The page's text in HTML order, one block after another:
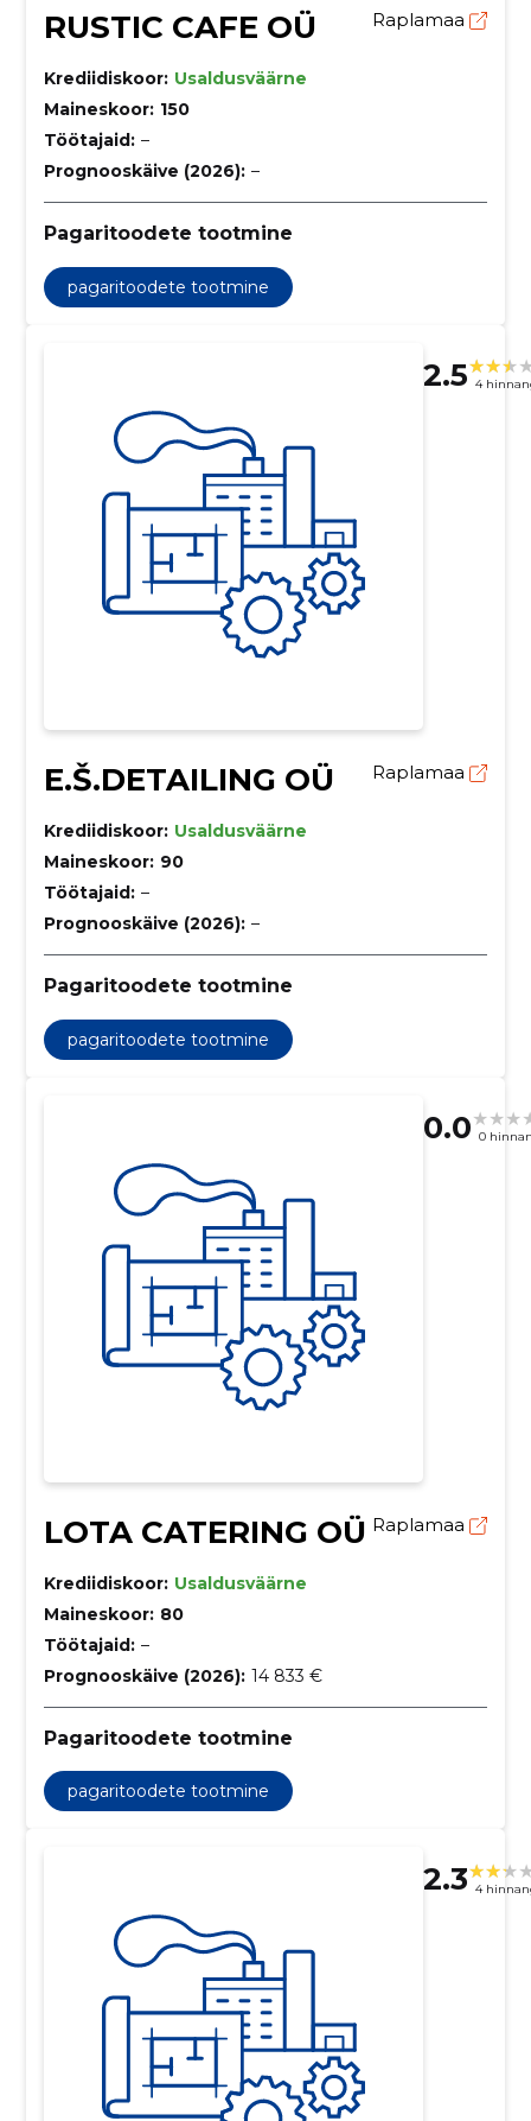
RUSTIC CAFE OÜ Raplamaa
Krediidiskoor: Usaldusväärne
Maineskoor: 150
Töötajaid: –
Prognooskäive (2026): –
Pagaritoodete tootmine
pagaritoodete tootmine
2.5 4
E.Š.DETAILING OÜ Raplamaa
Krediidiskoor: Usaldusväärne
Maineskoor: 90
Töötajaid: –
Prognooskäive (2026): –
Pagaritoodete tootmine
pagaritoodete tootmine
0.0 0
LOTA CATERING OÜ Raplamaa
Krediidiskoor: Usaldusväärne
Maineskoor: 80
Töötajaid: –
Prognooskäive (2026): 14 833 €
Pagaritoodete tootmine
pagaritoodete tootmine
2.3 4